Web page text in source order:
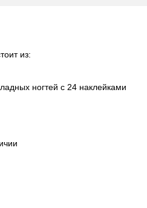
из:
ногтей с 24 наклейками